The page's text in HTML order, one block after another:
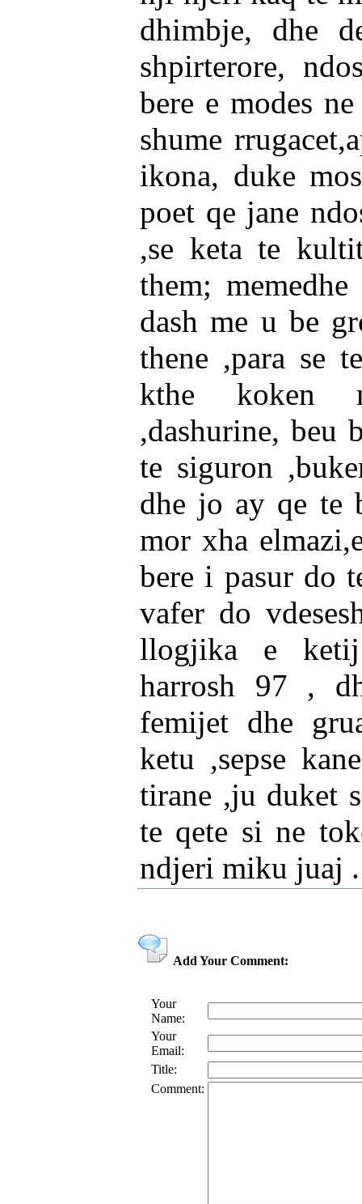
dhimbje, dhe
shpirterore,
bere e modes
shume
ikona, duke
poet qe jane
,se keta te
them;
dash me u be
thene ,para se
kthe koken
,dashurine, beu
te siguron
dhe jo ay qe te
mor xha
bere i pasur do
vafer do
llogjika e
harrosh 97 ,
femijet dhe
ketu ,sepse
tirane ,ju duket
te qete si ne
ndjeri miku juaj
Add Your Comment:
Your
Name:
Your
Email:
Title:
Comment: